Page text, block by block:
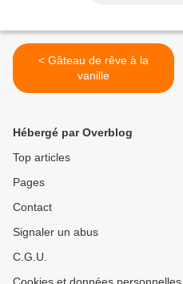
< Gâteau de rêve à la
vanille
Hébergé par Overblog
Top articles
Pages
Contact
Signaler un abus
C.G.U.